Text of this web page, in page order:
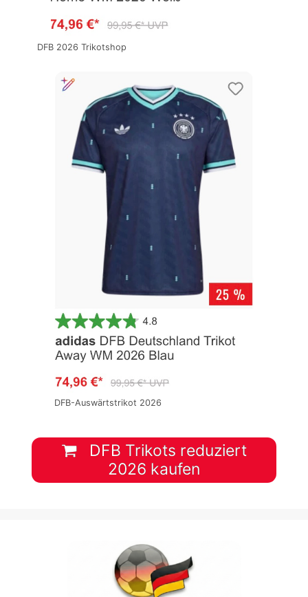
DFB 2026 Trikotshop
DFB-Auswärtstrikot 2026
DFB Trikots reduziert
2026 kaufen